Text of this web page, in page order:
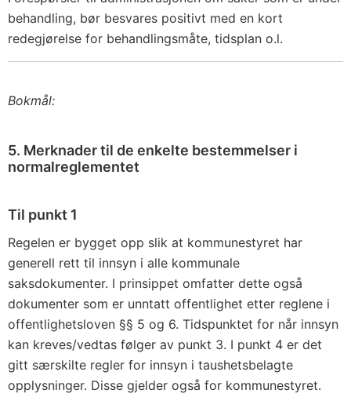
behandling, bør besvares positivt med en kort
redegjørelse for behandlingsmåte, tidsplan o.l.
Bokmål:
5. Merknader til de enkelte bestemmelser i
normalreglementet
Til punkt 1
Regelen er bygget opp slik at kommunestyret har
generell rett til innsyn i alle kommunale
saksdokumenter. I prinsippet omfatter dette også
dokumenter som er unntatt offentlighet etter reglene i
offentlig­hetsloven §§ 5 og 6. Tidspunktet for når innsyn
kan kreves/vedtas følger av punkt 3. I punkt 4 er det
gitt særskilte regler for innsyn i taushetsbelagte
opplysninger. Disse gjelder også for kommunestyret.